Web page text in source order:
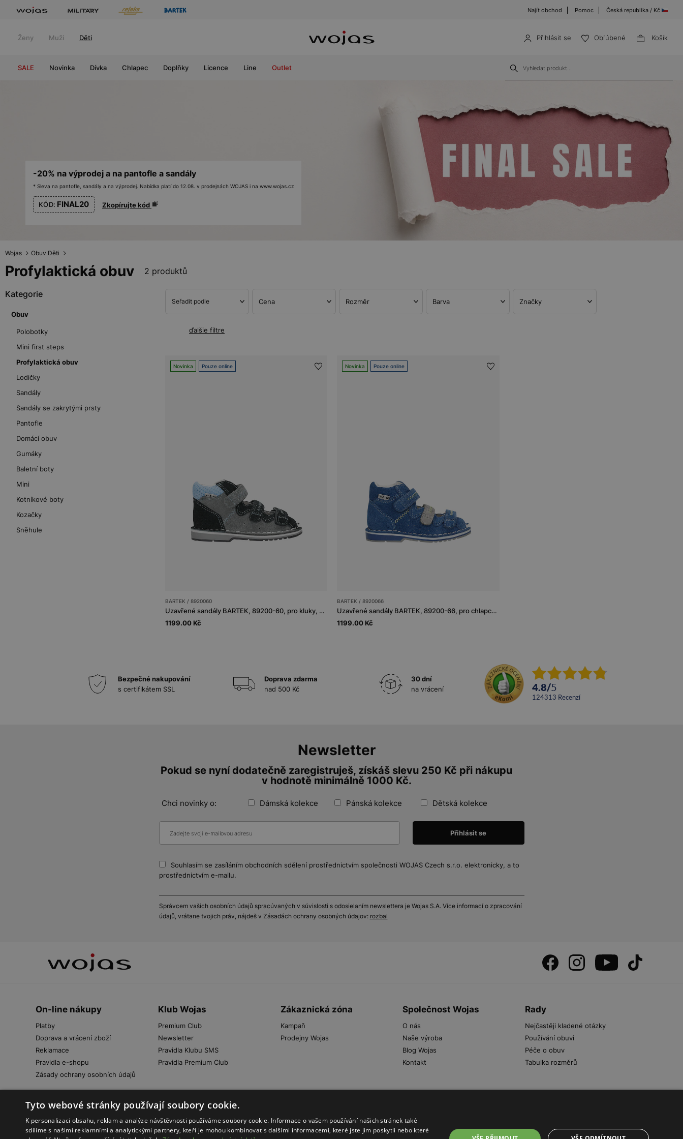
Najít obchod Pomoc Česká republika / Kč
Ženy Muži Děti Přihlásit se Obľúbené Košík
SALE Novinka Dívka Chlapec Doplňky Licence Line Outlet
-20% na výprodej a na pantofle a sandály
* Sleva na pantofle, sandály a na výprodej. Nabídka platí do 12.08. v prodejnách WOJAS i na www.wojas.cz
KÓD: FINAL20 Zkopírujte kód
Wojas Obuv Děti
Profylaktická obuv 2 produktů
Kategorie
Obuv
Polobotky
Mini first steps
Profylaktická obuv
Lodičky
Sandály
Sandály se zakrytými prsty
Pantofle
Domácí obuv
Gumáky
Baletní boty
Mini
Kotníkové boty
Kozačky
Sněhule
Seřadit podle Cena Rozměr Barva Značky
ďalšie filtre
Novinka Pouze online
BARTEK / 8920060
Uzavřené sandály BARTEK, 89200-60, pro kluky, šedo-tmavě modré
1199.00 Kč
Novinka Pouze online
BARTEK / 8920066
Uzavřené sandály BARTEK, 89200-66, pro chlapce modro-šedé
1199.00 Kč
Bezpečné nakupování
s certifikátem SSL
Doprava zdarma
nad 500 Kč
30 dní
na vrácení
4.8/5
124313 recenzí
Newsletter
Pokud se nyní dodatečně zaregistruješ, získáš slevu 250 Kč při nákupu
v hodnotě minimálně 1000 Kč.
Chci novinky o: Dámská kolekce Pánská kolekce Dětská kolekce
Souhlasím se zasíláním obchodních sdělení prostřednictvím společnosti WOJAS Czech s.r.o. elektronicky, a to
prostřednictvím e-mailu.
Správcem vašich osobních údajů spracúvaných v súvislosti s odosielaním newslettera je Wojas S.A. Více informací o zpracování
údajů, vrátane tvojich práv, nájdeš v Zásadách ochrany osobných údajov: rozbal
On-line nákupy
Platby
Doprava a vrácení zboží
Reklamace
Pravidla e-shopu
Zásady ochrany osobních údajů
Klub Wojas
Premium Club
Newsletter
Pravidla Klubu SMS
Pravidla Premium Club
Zákaznická zóna
Kampaň
Prodejny Wojas
Společnost Wojas
O nás
Naše výroba
Blog Wojas
Kontakt
Rady
Nejčastěji kladené otázky
Používání obuvi
Péče o obuv
Tabulka rozměrů
Tyto webové stránky používají soubory cookie.
K personalizaci obsahu, reklam a analýze návštěvnosti používáme soubory cookie. Informace o vašem používání našich stránek také
sdílíme s našimi reklamními a analytickými partnery, kteří je mohou kombinovat s dalšími informacemi, které jste jim poskytli nebo které